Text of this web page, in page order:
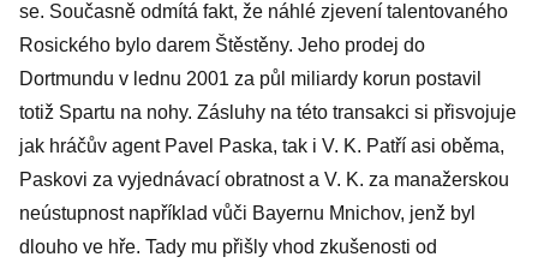
se. Současně odmítá fakt, že náhlé zjevení talentovaného
Rosického bylo darem Štěstěny. Jeho prodej do
Dortmundu v lednu 2001 za půl miliardy korun postavil
totiž Spartu na nohy. Zásluhy na této transakci si přisvojuje
jak hráčův agent Pavel Paska, tak i V. K. Patří asi oběma,
Paskovi za vyjednávací obratnost a V. K. za manažerskou
neústupnost například vůči Bayernu Mnichov, jenž byl
dlouho ve hře. Tady mu přišly vhod zkušenosti od